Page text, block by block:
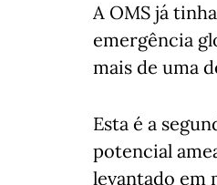
A OMS já
emergência
mais de uma
Esta é a
potencial
levantado em